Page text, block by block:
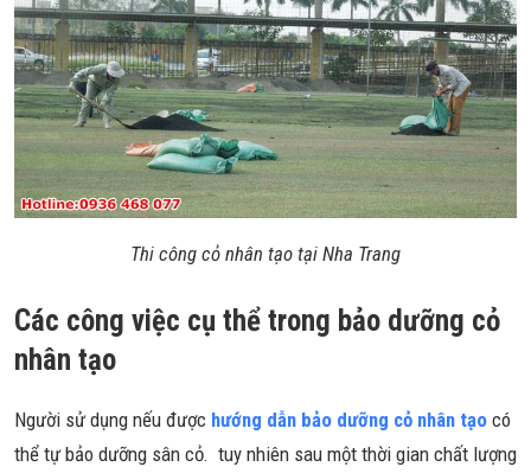
Thi công cỏ nhân tạo tại Nha Trang
Các công việc cụ thể trong bảo dưỡng cỏ
nhân tạo
Người sử dụng nếu được hướng dẫn bảo dưỡng cỏ nhân tạo có
thể tự bảo dưỡng sân cỏ. tuy nhiên sau một thời gian chất lượng